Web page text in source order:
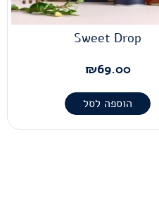
Sweet Drop
₪69.00
הוספה לסל